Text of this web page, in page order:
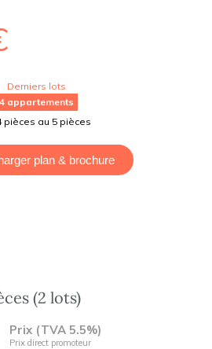
Derniers lots
4 appartements
pièces au 5 pièces
plan & brochure
(2 lots)
Prix (TVA 5.5%)
Prix direct promoteur